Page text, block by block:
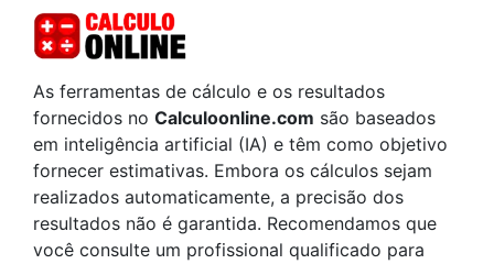
As ferramentas de cálculo e os resultados
fornecidos no Calculoonline.com são baseados
em inteligência artificial (IA) e têm como objetivo
fornecer estimativas. Embora os cálculos sejam
realizados automaticamente, a precisão dos
resultados não é garantida. Recomendamos que
você consulte um profissional qualificado para